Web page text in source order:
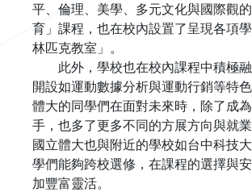
平、倫理、美學、多元文化與國際觀
育」課程，也在校內設置了呈現各項
林匹克教室」。
此外，學校也在校內課程中積極融
開設如運動數據分析與運動行銷等特
體大的同學們在面對未來時，除了成
手，也多了更多不同的方展方向與就
國立體大也與附近的學校如台中科技
學們能夠跨校選修，在課程的選擇與
加豐富靈活。